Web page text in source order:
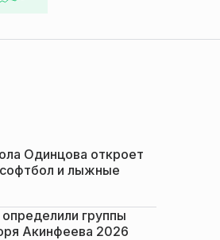
Одинцова откроет
и лыжные
группы
Акинфеева 2026